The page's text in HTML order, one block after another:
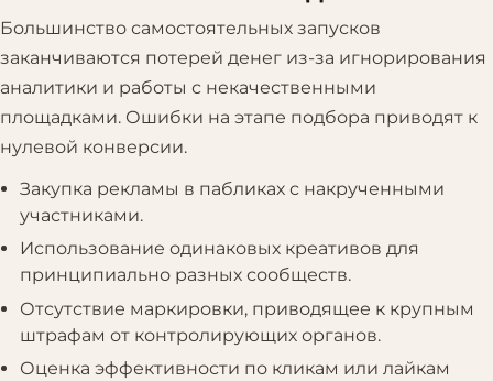
Большинство самостоятельных запусков
заканчиваются потерей денег из-за игнорирования
аналитики и работы с некачественными
площадками. Ошибки на этапе подбора приводят к
нулевой конверсии.
Закупка рекламы в пабликах с накрученными
участниками.
Использование одинаковых креативов для
принципиально разных сообществ.
Отсутствие маркировки, приводящее к крупным
штрафам от контролирующих органов.
Оценка эффективности по кликам или лайкам